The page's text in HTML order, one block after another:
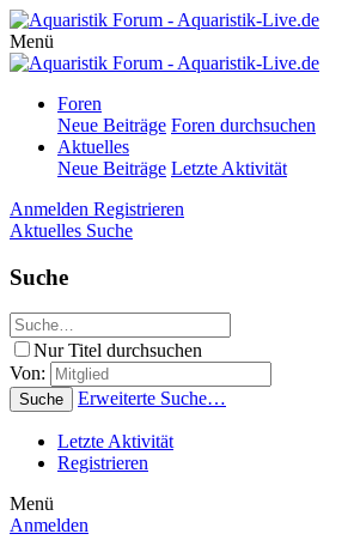
Menü
Foren
Neue Beiträge Foren durchsuchen
Aktuelles
Neue Beiträge Letzte Aktivität
Anmelden Registrieren
Aktuelles Suche
Suche
Nur Titel durchsuchen
Von:
Suche Erweiterte Suche…
Letzte Aktivität
Registrieren
Menü
Anmelden